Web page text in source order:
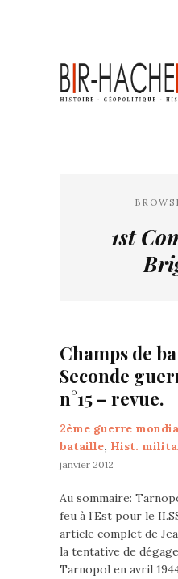
1st
Champs de
Seconde
n°15 – revue.
2ème guerre
bataille, Hist.
janvier 2012
Au sommaire:
feu à l’Est pour le
article complet de
la tentative de
Tarnopol en avril